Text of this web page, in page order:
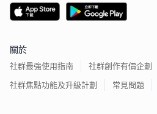
關於
社群最強使用指南
社群創作有價企劃
社群焦點功能及升級計劃
常見問題